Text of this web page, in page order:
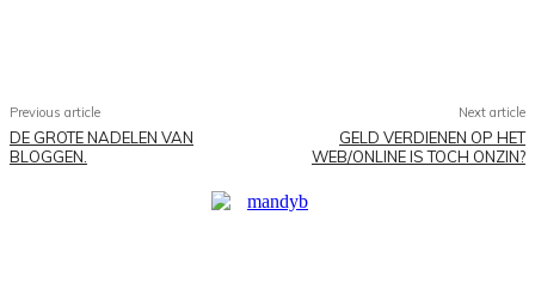
Previous article
DE GROTE NADELEN VAN
BLOGGEN.
Next article
GELD VERDIENEN OP HET
WEB/ONLINE IS TOCH ONZIN?